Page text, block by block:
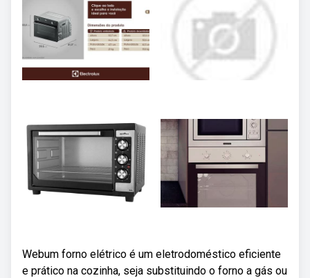
Webum forno elétrico é um eletrodoméstico eficiente
e prático na cozinha, seja substituindo o forno a gás ou